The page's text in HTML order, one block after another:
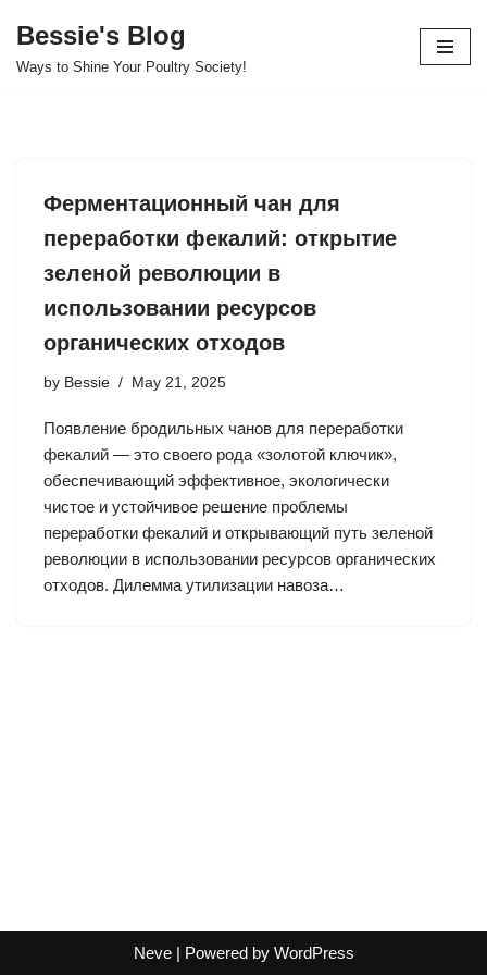
Skip
Bessie's Blog
Ways to Shine Your Poultry Society!
Ферментационный чан для
переработки фекалий: открытие
зеленой революции в
использовании ресурсов
органических отходов
by Bessie May 21, 2025
Появление бродильных чанов для переработки
фекалий — это своего рода «золотой ключик»,
обеспечивающий эффективное, экологически
чистое и устойчивое решение проблемы
переработки фекалий и открывающий путь зеленой
революции в использовании ресурсов органических
отходов. Дилемма утилизации навоза…
Neve| Powered by WordPress